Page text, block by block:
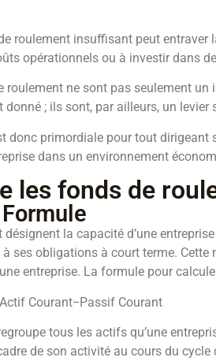
roulement insuffisant peut entraver
opérationnels ou à investir dans
roulement ne sont pas seulement un
donné ; ils sont, par ailleurs, un
donc primordiale pour tout dirigeant
dans un environnement
les fonds de
désignent la capacité d’une
ses obligations à court terme.
entreprise. La formule pour
Courant−Passif Courant
tous les actifs qu’une
de son activité au cours du